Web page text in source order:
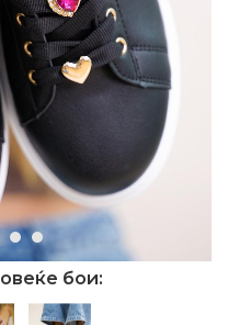
бои: